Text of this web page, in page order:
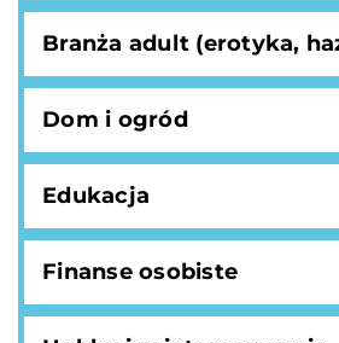
Branża adult (erotyka,
Dom i ogród
Edukacja
Finanse osobiste